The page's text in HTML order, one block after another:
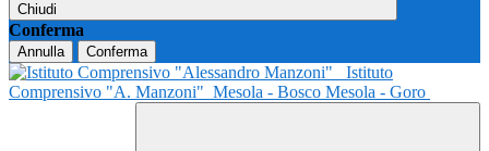
Chiudi
Conferma
Annulla Conferma
Istituto
Comprensivo "A. Manzoni" Mesola - Bosco Mesola - Goro